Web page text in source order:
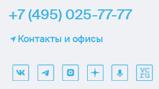
+7 (495) 025-77-77
Контакты и офисы